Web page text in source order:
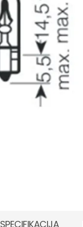
SPECIFIKACIJA